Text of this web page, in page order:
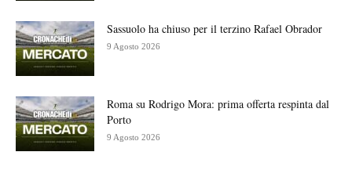
Sassuolo ha chiuso per il terzino Rafael Obrador
9 Agosto 2026
Roma su Rodrigo Mora: prima offerta respinta dal
Porto
9 Agosto 2026